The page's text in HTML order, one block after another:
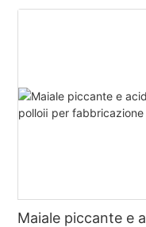
Maiale piccante e